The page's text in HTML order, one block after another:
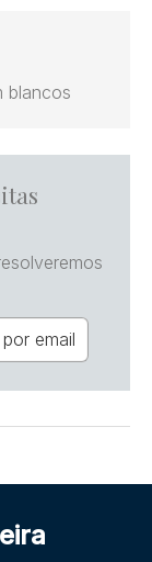
blancos
email